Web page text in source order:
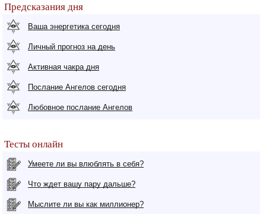
Предсказания дня
Ваша энергетика сегодня
Личный прогноз на день
Активная чакра дня
Послание Ангелов сегодня
Любовное послание Ангелов
Тесты онлайн
Умеете ли вы влюблять в себя?
Что ждет вашу пару дальше?
Мыслите ли вы как миллионер?